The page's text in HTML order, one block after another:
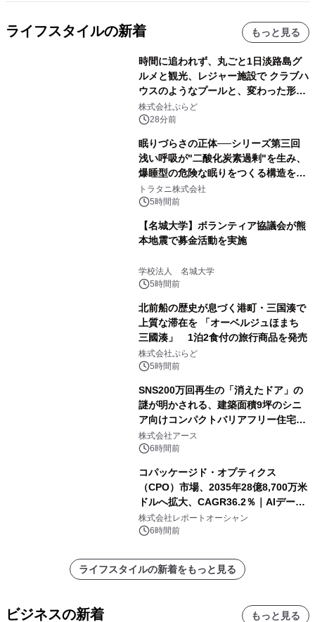
ライフスタイルの新着 もっと見る
時間に追われず、丸ごと1日淡路島グ
ルメと観光、レジャー施設で クラブハ
ウスのようなプールと、変わった形の
サウナも 「THE BOXY AWAJI」のお
得な素泊まり連泊プランで
株式会社ぷらど
28分前
眠りづらさの正体──シリーズ第三回
浅い呼吸が"二酸化炭素過剰"を生み、
爆睡型の危険な眠りをつくる構造を解
説
トラタニ株式会社
5時間前
【名城大学】ボランティア協議会が熊
本地震で募金活動を実施
学校法人 名城大学
5時間前
北前船の歴史が息づく港町・三国湊で
上質な滞在を 「オーベルジュほまち
三國湊」 1泊2食付の旅行商品を発売
株式会社ぷらど
5時間前
SNS200万回再生の「消えたドア」の
謎が明かされる、建築面積9坪のシニ
ア向けコンパクトバリアフリー住宅が
誕生
株式会社アース
6時間前
コパッケージド・オプティクス
（CPO）市場、2035年28億8,700万米
ドルへ拡大、CAGR36.2％｜AIデータ
センター・高速光通信需要が成長を加
速
株式会社レポートオーシャン
6時間前
ライフスタイルの新着をもっと見る
ビジネスの新着 もっと見る